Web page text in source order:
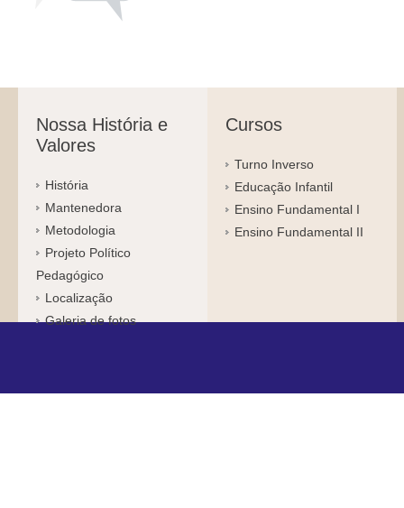
Nossa História e
Valores
História
Mantenedora
Metodologia
Projeto Político
Pedagógico
Localização
Galeria de fotos
Cursos
Turno Inverso
Educação Infantil
Ensino Fundamental I
Ensino Fundamental II